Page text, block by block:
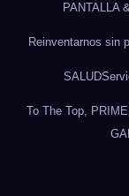
PANTALLA
Reinventarnos sin
SALUD
To The Top,